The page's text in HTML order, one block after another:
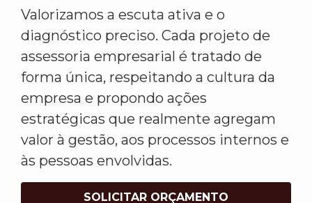
Valorizamos a escuta ativa e o
diagnóstico preciso. Cada projeto de
assessoria empresarial é tratado de
forma única, respeitando a cultura da
empresa e propondo ações
estratégicas que realmente agregam
valor à gestão, aos processos internos e
às pessoas envolvidas.
SOLICITAR ORÇAMENTO